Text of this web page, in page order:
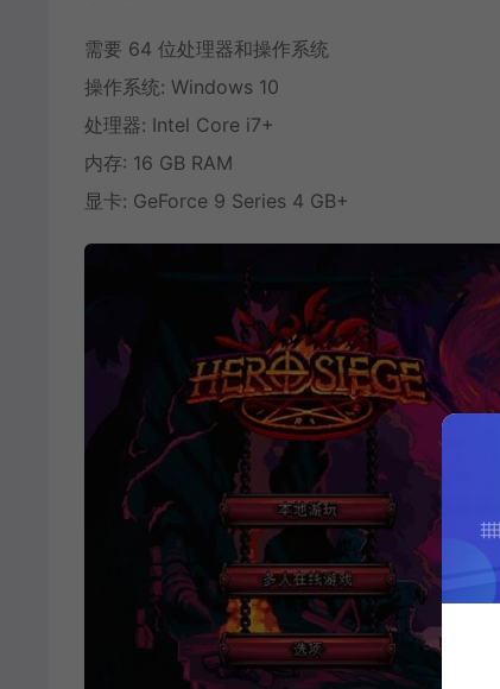
需要 64 位处理器和操作系统
操作系统: Windows 10
处理器: Intel Core i7+
内存: 16 GB RAM
显卡: GeForce 9 Series 4 GB+